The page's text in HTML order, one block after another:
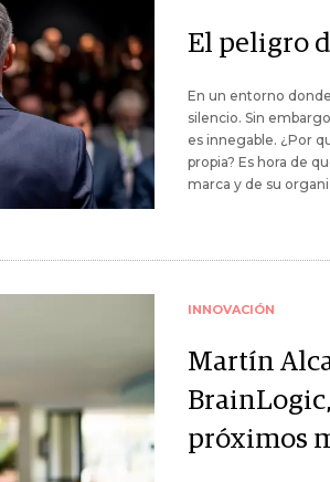
El peligro
En un entorno
silencio. Sin
es innegable. ¿Por
propia? Es hora de
marca y de su
INNOVACIÓN
Martín
próximos